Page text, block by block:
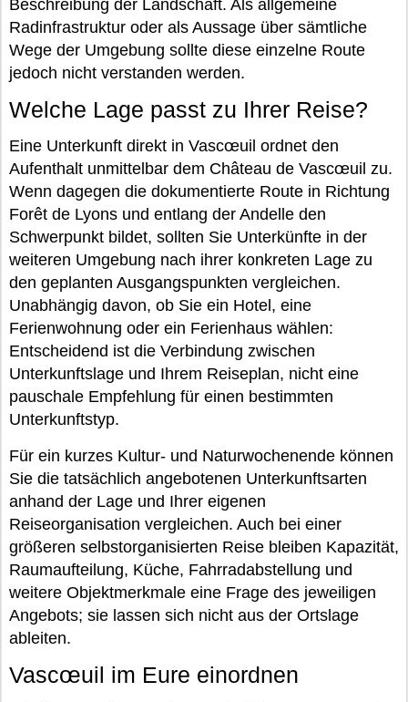
Beschreibung der Landschaft. Als allgemeine
Radinfrastruktur oder als Aussage über sämtliche
Wege der Umgebung sollte diese einzelne Route
jedoch nicht verstanden werden.
Welche Lage passt zu Ihrer Reise?
Eine Unterkunft direkt in Vascœuil ordnet den
Aufenthalt unmittelbar dem Château de Vascœuil zu.
Wenn dagegen die dokumentierte Route in Richtung
Forêt de Lyons und entlang der Andelle den
Schwerpunkt bildet, sollten Sie Unterkünfte in der
weiteren Umgebung nach ihrer konkreten Lage zu
den geplanten Ausgangspunkten vergleichen.
Unabhängig davon, ob Sie ein Hotel, eine
Ferienwohnung oder ein Ferienhaus wählen:
Entscheidend ist die Verbindung zwischen
Unterkunftslage und Ihrem Reiseplan, nicht eine
pauschale Empfehlung für einen bestimmten
Unterkunftstyp.
Für ein kurzes Kultur- und Naturwochenende können
Sie die tatsächlich angebotenen Unterkunftsarten
anhand der Lage und Ihrer eigenen
Reiseorganisation vergleichen. Auch bei einer
größeren selbstorganisierten Reise bleiben Kapazität,
Raumaufteilung, Küche, Fahrradabstellung und
weitere Objektmerkmale eine Frage des jeweiligen
Angebots; sie lassen sich nicht aus der Ortslage
ableiten.
Vascœuil im Eure einordnen